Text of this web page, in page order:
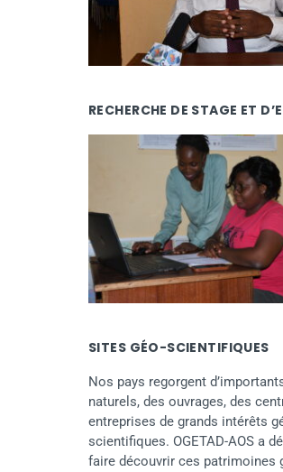
RECHERCHE DE STAGE ET
SITES GÉO-SCIENTIFIQUES
Nos pays regorgent
naturels, des ouvrages, des
entreprises de grands intérêts
scientifiques. OGETAD-AOS a
faire découvrir ces patrimoines